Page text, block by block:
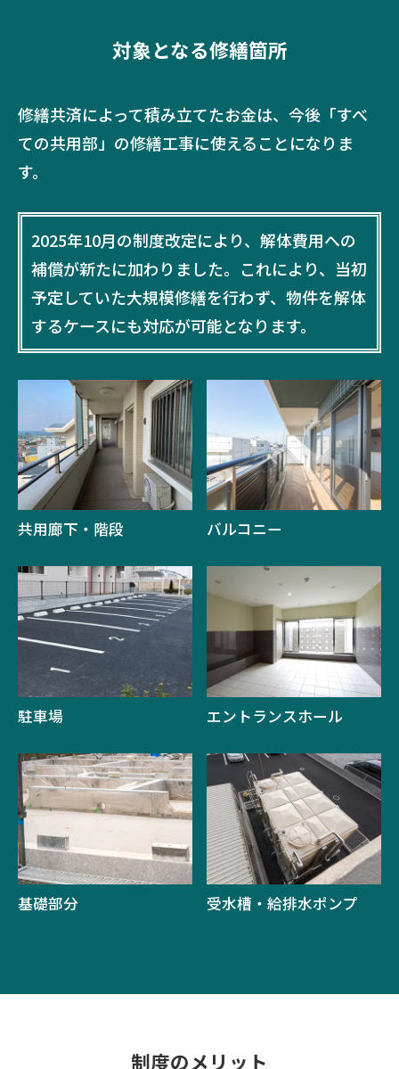
対象となる修繕箇所
修繕共済によって積み立てたお金は、今後「すべ
ての共用部」の修繕工事に使えることになりま
す。
2025年10月の制度改定により、解体費用への
補償が新たに加わりました。これにより、当初
予定していた大規模修繕を行わず、物件を解体
するケースにも対応が可能となります。
共用廊下・階段 バルコニー
駐車場 エントランスホール
基礎部分 受水槽・給排水ポンプ
制度のメリット